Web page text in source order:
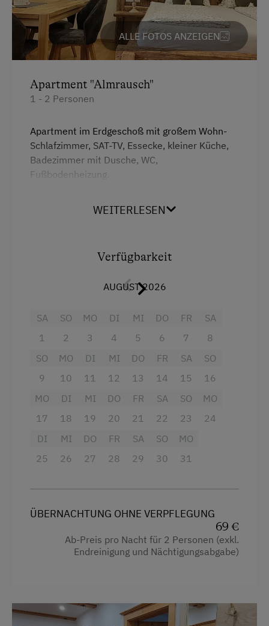
Bauernstube
Butter rühren
Butter- und Käskurs
Familienanschluss
Garten/Wiese
Hausgarten
Kreativangebot
Mithilfe am Hof
Pauschalangebote
Schlafen im Heu
Schwimmteich
Kinder-Ausstattung
Spielzeug
Ausstattung der Wohneinheit
Ferienwohnung ebenerdig
ALLE FOTOS ANZEIGEN
Apartment "Almrausch"
1 - 2 Personen
Apartment im Erdgeschoß mit großem Wohn-
Schlafzimmer, SAT-TV, Essecke, kleiner Küche,
Badezimmer mit Dusche, WC,
Fußbodenheizung.
WEITERLESEN
Verfügbarkeit
AUGUST 2026
SA
1
SO
2
MO
3
DI
4
MI
5
DO
6
FR
7
SA
8
SO
9
MO
10
DI
11
MI
12
DO
13
FR
14
SA
15
SO
16
MO
17
DI
18
MI
19
DO
20
FR
21
SA
22
SO
23
MO
24
DI
25
MI
26
DO
27
FR
28
SA
29
SO
30
MO
31
ÜBERNACHTUNG OHNE VERPFLEGUNG
69 €
Ab-Preis pro Nacht für 2 Personen (exkl.
Endreinigung und Nächtigungsabgabe)